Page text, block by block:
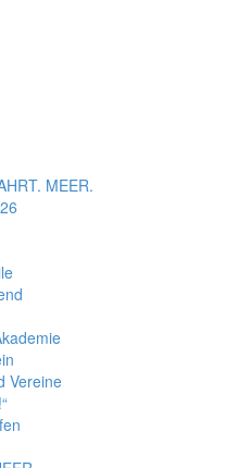
MEER.
Vereine